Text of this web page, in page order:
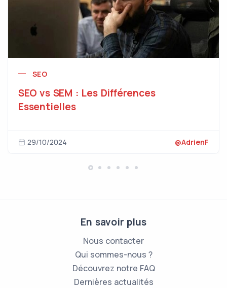
SEO
SEO vs SEM : Les Différences
Essentielles
29/10/2024 @AdrienF
En savoir plus
Nous contacter
Qui sommes-nous ?
Découvrez notre FAQ
Dernières actualités